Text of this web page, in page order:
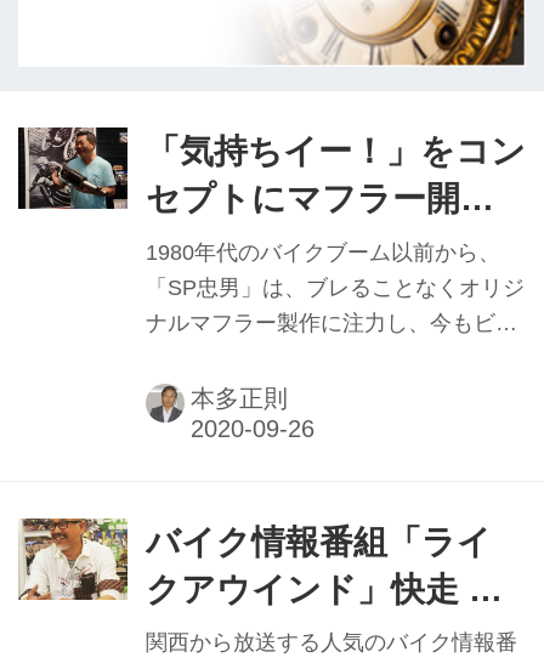
「気持ちイー！」をコン
セプトにマフラー開発
ファンを創り続ける体
験試乗会／SP忠男 大
泉善稔常務取締役
1980年代のバイクブーム以前から、
「SP忠男」は、ブレることなくオリジ
ナルマフラー製作に注力し、今もビジ
忠男ブランドを支えてきたのは現在、
全国二輪車用品連合会（JMCA）マフ
本多正則
バイク情報番組「ライ
クアウインド」快走 放
送開始から15年目、話
関西から放送する人気のバイク情報番